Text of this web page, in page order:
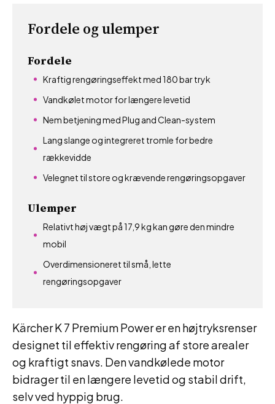
Kärcher K 7 Premium Power er en højtryksrenser
designet til effektiv rengøring af store arealer
og kraftigt snavs. Den vandkølede motor
bidrager til en længere levetid og stabil drift,
selv ved hyppig brug.
Fordele og ulemper
Fordele
Kraftig rengøringseffekt med 180 bar tryk
Vandkølet motor for længere levetid
Nem betjening med Plug and Clean-system
Lang slange og integreret tromle for bedre
rækkevidde
Velegnet til store og krævende rengøringsopgaver
Ulemper
Relativt høj vægt på 17,9 kg kan gøre den mindre
mobil
Overdimensioneret til små, lette
rengøringsopgaver